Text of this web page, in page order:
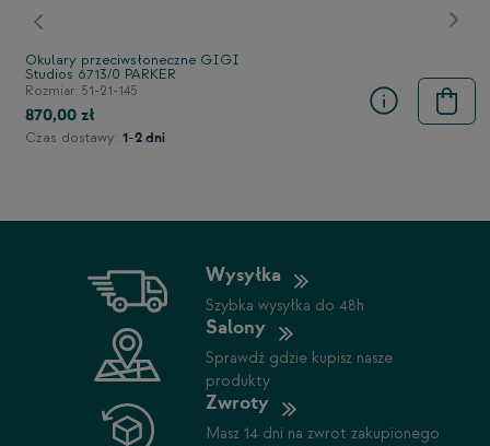
Poprzedni
Okulary przeciwsłoneczne GIGI
Studios 6713/0 PARKER
Rozmiar: 51-21-145
870,00 zł
Czas dostawy: 1-2 dni
Wysyłka
Szybka wysyłka do 48h
Salony
Sprawdź gdzie kupisz nasze
produkty
Zwroty
Masz 14 dni na zwrot zakupionego